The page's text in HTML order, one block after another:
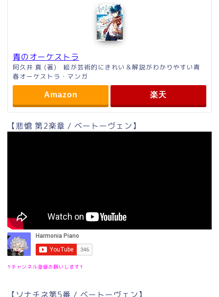
青のオーケストラ
阿久井 真 (著) 絵が芸術的にきれい＆解説がわかりやすい青
春オーケストラ・マンガ
Amazon 楽天
【悲愴 第2楽章 / ベートーヴェン】
↑チャンネル登録お願いします↑
【ソナチネ第5番 / ベートーヴェン】